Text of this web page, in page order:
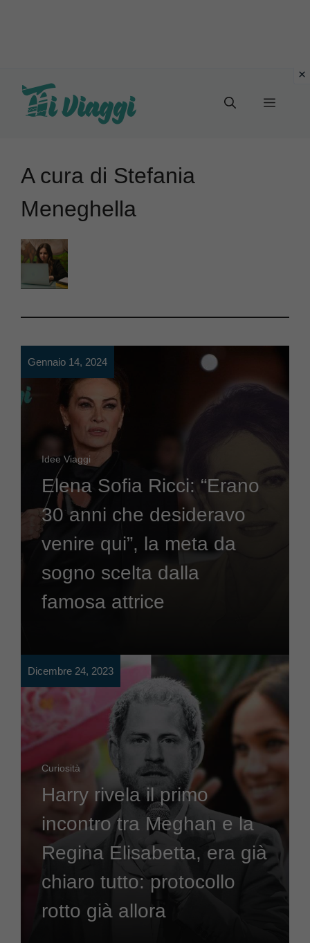
Menu
A cura di Stefania
Meneghella
Gennaio 14, 2024
Idee Viaggi
Elena Sofia Ricci: “Erano
30 anni che desideravo
venire qui”, la meta da
sogno scelta dalla
famosa attrice
Dicembre 24, 2023
Curiosità
Harry rivela il primo
incontro tra Meghan e la
Regina Elisabetta, era già
chiaro tutto: protocollo
rotto già allora